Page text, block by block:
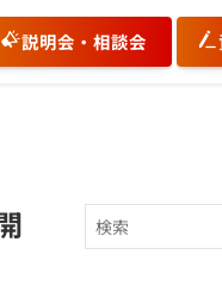
説明会・相談会